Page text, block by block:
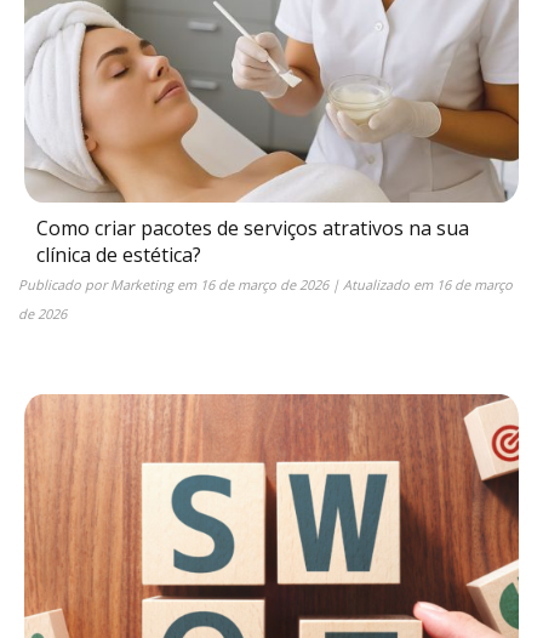
Como criar pacotes de serviços atrativos na sua
clínica de estética?
Publicado porMarketingem 16 de março de 2026| Atualizado em 16 de março
de 2026